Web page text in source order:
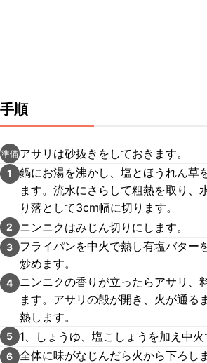
手順
準備 アサリは砂抜きをしておきます。
1
鍋にお湯を沸かし、塩とほうれん草
ます。流水にさらして粗熱を取り、
り落として3cm幅に切ります。
2 ニンニクはみじん切りにします。
3
フライパンを中火で熱し有塩バター
炒めます。
4
ニンニクの香りが立ったらアサリ、
ます。アサリの殻が開き、火が通る
熱します。
5 1、しょうゆ、塩こしょうを加え中火
6 全体に味がなじんだら火から下ろし